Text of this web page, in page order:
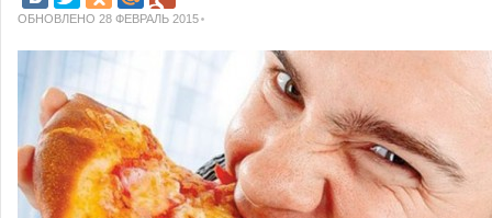
ОБНОВЛЕНО 28 ФЕВРАЛЬ 2015